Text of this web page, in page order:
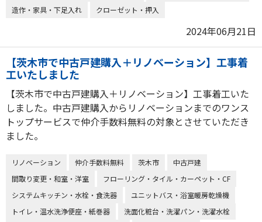
造作・家具・下足入れ
クローゼット・押入
2024年06月21日
【茨木市で中古戸建購入＋リノベーション】工事着
工いたしました
【茨木市で中古戸建購入＋リノベーション】工事着工いた
しました。中古戸建購入からリノベーションまでのワンス
トップサービスで仲介手数料無料の対象とさせていただき
ました。
リノベーション 仲介手数料無料 茨木市
中古戸建
間取り変更・和室・洋室
フローリング・タイル・カーペット・CF
システムキッチン・水栓・食洗器
ユニットバス・浴室暖房乾燥機
トイレ・温水洗浄便座・紙巻器
洗面化粧台・洗濯パン・洗濯水栓